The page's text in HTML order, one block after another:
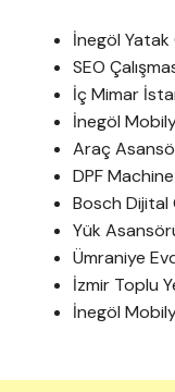
İnegöl Yatak
SEO
İç Mimar
İnegöl
Araç
DPF Machine
Bosch Dijital
Yük
Ümraniye
İzmir Toplu
İnegöl